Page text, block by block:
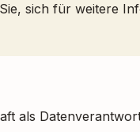
sich für weitere
als